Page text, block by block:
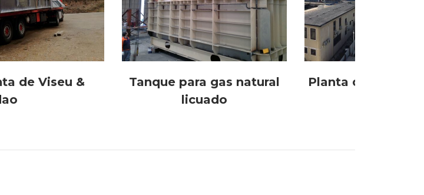
de Viseu &
Tanque para gas natural
licuado
Planta de